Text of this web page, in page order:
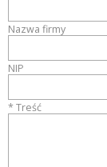
Nazwa firmy
NIP
* Treść